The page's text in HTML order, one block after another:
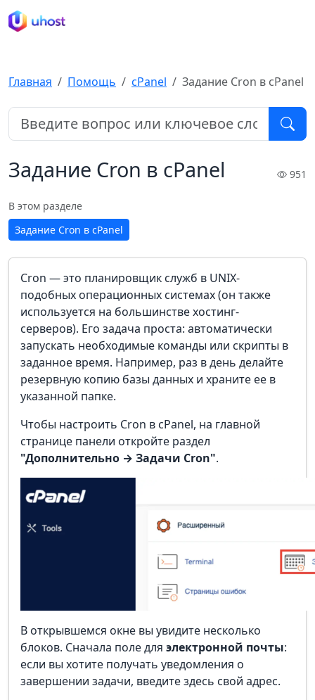
Главная Помощь cPanel Задание Cron в cPanel
Задание Cron в cPanel 951
В этом разделе
Задание Cron в cPanel
Cron — это планировщик служб в UNIX-
подобных операционных системах (он также
используется на большинстве хостинг-
серверов). Его задача проста: автоматически
запускать необходимые команды или скрипты в
заданное время. Например, раз в день делайте
резервную копию базы данных и храните ее в
указанной папке.
Чтобы настроить Cron в cPanel, на главной
странице панели откройте раздел
"Дополнительно → Задачи Cron".
В открывшемся окне вы увидите несколько
блоков. Сначала поле для электронной почты:
если вы хотите получать уведомления о
завершении задачи, введите здесь свой адрес.